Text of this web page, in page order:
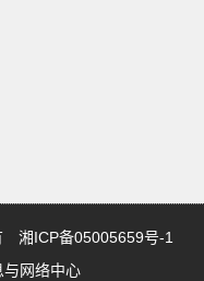
湘ICP备05005659号-1
与网络中心